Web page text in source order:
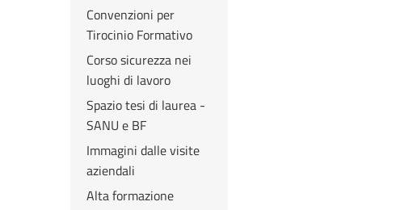
Convenzioni per
Tirocinio Formativo
Corso sicurezza nei
luoghi di lavoro
Spazio tesi di laurea -
SANU e BF
Immagini dalle visite
aziendali
Alta formazione